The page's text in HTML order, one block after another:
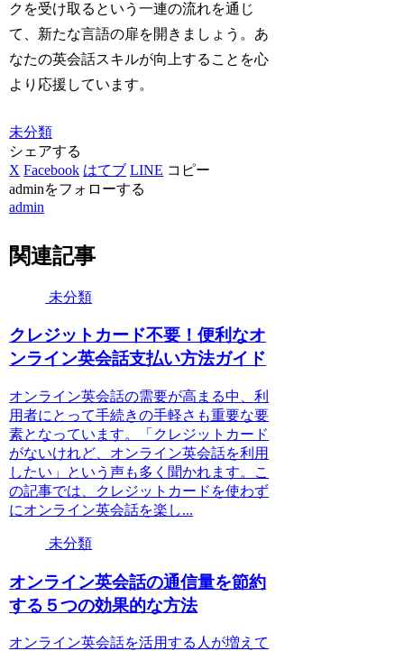
クを受け取るという一連の流れを通じ
て、新たな言語の扉を開きましょう。あ
なたの英会話スキルが向上することを心
より応援しています。
未分類
シェアする
X Facebook はてブ LINE コピー
adminをフォローする
admin
関連記事
未分類
クレジットカード不要！便利なオ
ンライン英会話支払い方法ガイド
オンライン英会話の需要が高まる中、利
用者にとって手続きの手軽さも重要な要
素となっています。「クレジットカード
がないけれど、オンライン英会話を利用
したい」という声も多く聞かれます。こ
の記事では、クレジットカードを使わず
にオンライン英会話を楽し...
未分類
オンライン英会話の通信量を節約
する５つの効果的な方法
オンライン英会話を活用する人が増えて